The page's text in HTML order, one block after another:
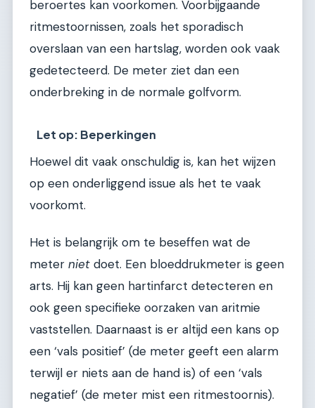
beroertes kan voorkomen. Voorbijgaande
ritmestoornissen, zoals het sporadisch
overslaan van een hartslag, worden ook vaak
gedetecteerd. De meter ziet dan een
onderbreking in de normale golfvorm.
Let op: Beperkingen
Hoewel dit vaak onschuldig is, kan het wijzen
op een onderliggend issue als het te vaak
voorkomt.
Het is belangrijk om te beseffen wat de
meter niet doet. Een bloeddrukmeter is geen
arts. Hij kan geen hartinfarct detecteren en
ook geen specifieke oorzaken van aritmie
vaststellen. Daarnaast is er altijd een kans op
een ‘vals positief’ (de meter geeft een alarm
terwijl er niets aan de hand is) of een ‘vals
negatief’ (de meter mist een ritmestoornis).